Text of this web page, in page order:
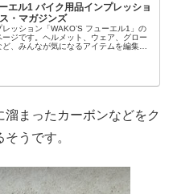
エル1 バイク用品インプレッショ
・マガジンズ
ッション「WAKO’S フューエル1」の
ージです。ヘルメット、ウェア、グロー
、みんなが気になるアイテムを編集部
まったカーボンなどをク
うです。